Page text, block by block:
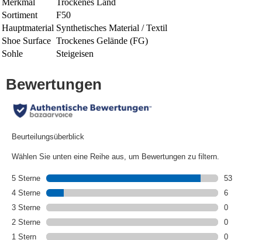
Sortiment
F50
Hauptmaterial Synthetisches Material / Textil
Shoe Surface Trockenes Gelände (FG)
Sohle
Steigeisen